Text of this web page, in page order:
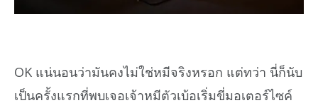
OK แน่นอนว่ามันคงไม่ใช่หมีจริงหรอก แต่ทว่า นี่ก็นับ
เป็นครั้งแรกที่พบเจอเจ้าหมีตัวเบ้อเริ่มขี่มอเตอร์ไซค์